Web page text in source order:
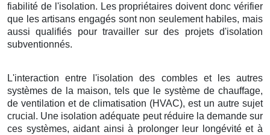
fiabilité de l'isolation. Les propriétaires doivent donc vérifier
que les artisans engagés sont non seulement habiles, mais
aussi qualifiés pour travailler sur des projets d'isolation
subventionnés.
L'interaction entre l'isolation des combles et les autres
systèmes de la maison, tels que le système de chauffage,
de ventilation et de climatisation (HVAC), est un autre sujet
crucial. Une isolation adéquate peut réduire la demande sur
ces systèmes, aidant ainsi à prolonger leur longévité et à